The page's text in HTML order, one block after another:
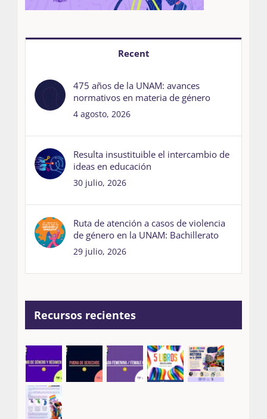
Recent
475 años de la UNAM: avances
normativos en materia de género
4 agosto, 2026
Resulta insustituible el intercambio de
ideas en educación
30 julio, 2026
Ruta de atención a casos de violencia
de género en la UNAM: Bachillerato
29 julio, 2026
Recursos recientes